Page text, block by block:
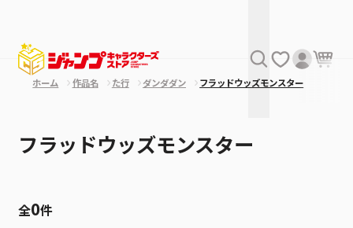
ホーム 作品名 た行 ダンダダン フラッドウッズモンスター
フラッドウッズモンスター
全0件